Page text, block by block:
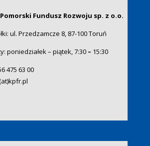
Fundusz Rozwoju sp. z o.o.
ul. Przedzamcze 8, 87-100 Toruń
poniedziałek – piątek, 7:30– 15:30
475 63 00